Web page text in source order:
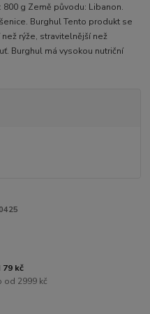
g Země původu: Libanon.
Burghul Tento produkt se
rýže, stravitelnější než
Burghul má vysokou nutriční
79 kč
od 2999 kč